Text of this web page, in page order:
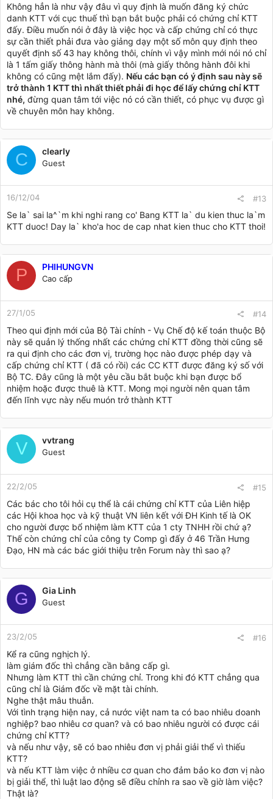
Không hẳn là như vậy đâu vì quy định là muốn đăng ký chức
danh KTT với cục thuế thì bạn bắt buộc phải có chứng chỉ KTT
đấy. Điều muốn nói ở đây là việc học và cấp chứng chỉ có thực
sự cần thiết phải đưa vào giảng dạy một số môn quy định theo
quyết định số 43 hay không thôi, chính vì vậy mình mới nói nó chỉ
là 1 tấm giấy thông hành mà thôi (mà giấy thông hành đôi khi
không có cũng mệt lắm đấy). Nếu các bạn có ý định sau này sẽ
trở thành 1 KTT thì nhất thiết phải đi học để lấy chứng chỉ KTT
nhé, đừng quan tâm tới việc nó có cần thiết, có phục vụ được gì
về chuyên môn hay không.
C clearly
Guest
16/12/04 #13
Se la` sai la^`m khi nghi rang co' Bang KTT la` du kien thuc la`m
KTT duoc! Day la` kho'a hoc de cap nhat kien thuc cho KTT thoi!
P PHIHUNGVN
Cao cấp
27/1/05 #14
Theo qui định mới của Bộ Tài chính - Vụ Chế độ kế toán thuộc Bộ
này sẽ quản lý thống nhất các chứng chỉ KTT đồng thời cũng sẽ
ra qui định cho các đơn vị, trường học nào được phép dạy và
cấp chứng chỉ KTT ( đã có rồi) các CC KTT được đăng ký số với
Bộ TC. Đây cũng là một yêu cầu bắt buộc khi bạn được bổ
nhiệm hoặc được thuê là KTT. Mong mọi người nên quan tâm
đến lĩnh vực này nếu muón trở thành KTT
V vvtrang
Guest
22/2/05 #15
Các bác cho tôi hỏi cụ thể là cái chứng chỉ KTT của Liên hiệp
các Hội khoa học và kỹ thuật VN liên kết với ĐH Kinh tế là OK
cho người được bổ nhiệm làm KTT của 1 cty TNHH rồi chứ ạ?
Thế còn chứng chỉ của công ty Comp gì đấy ở 46 Trần Hưng
Đạo, HN mà các bác giới thiệu trên Forum này thì sao ạ?
G Gia Linh
Guest
23/2/05 #16
Kể ra cũng nghịch lý.
làm giám đốc thì chẳng cần bằng cấp gì.
Nhưng làm KTT thì cần chứng chỉ. Trong khi đó KTT chẳng qua
cũng chỉ là Giám đốc về mặt tài chính.
Nghe thật mâu thuẫn.
Với tình trạng hiện nay, cả nước việt nam ta có bao nhiêu doanh
nghiệp? bao nhiêu cơ quan? và có bao nhiêu người có được cái
chứng chỉ KTT?
và nếu như vậy, sẽ có bao nhiêu đơn vị phải giải thể vì thiếu
KTT?
và nếu KTT làm việc ở nhiều cơ quan cho đảm bảo ko đơn vị nào
bị giải thể, thì luật lao động sẽ điều chỉnh ra sao về giờ làm việc?
Thật là?